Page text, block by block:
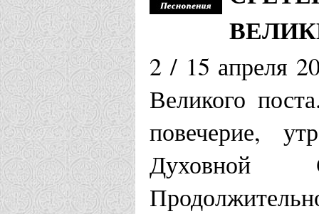
2 / 15 апреля
Великого
повечерие,
Духовной